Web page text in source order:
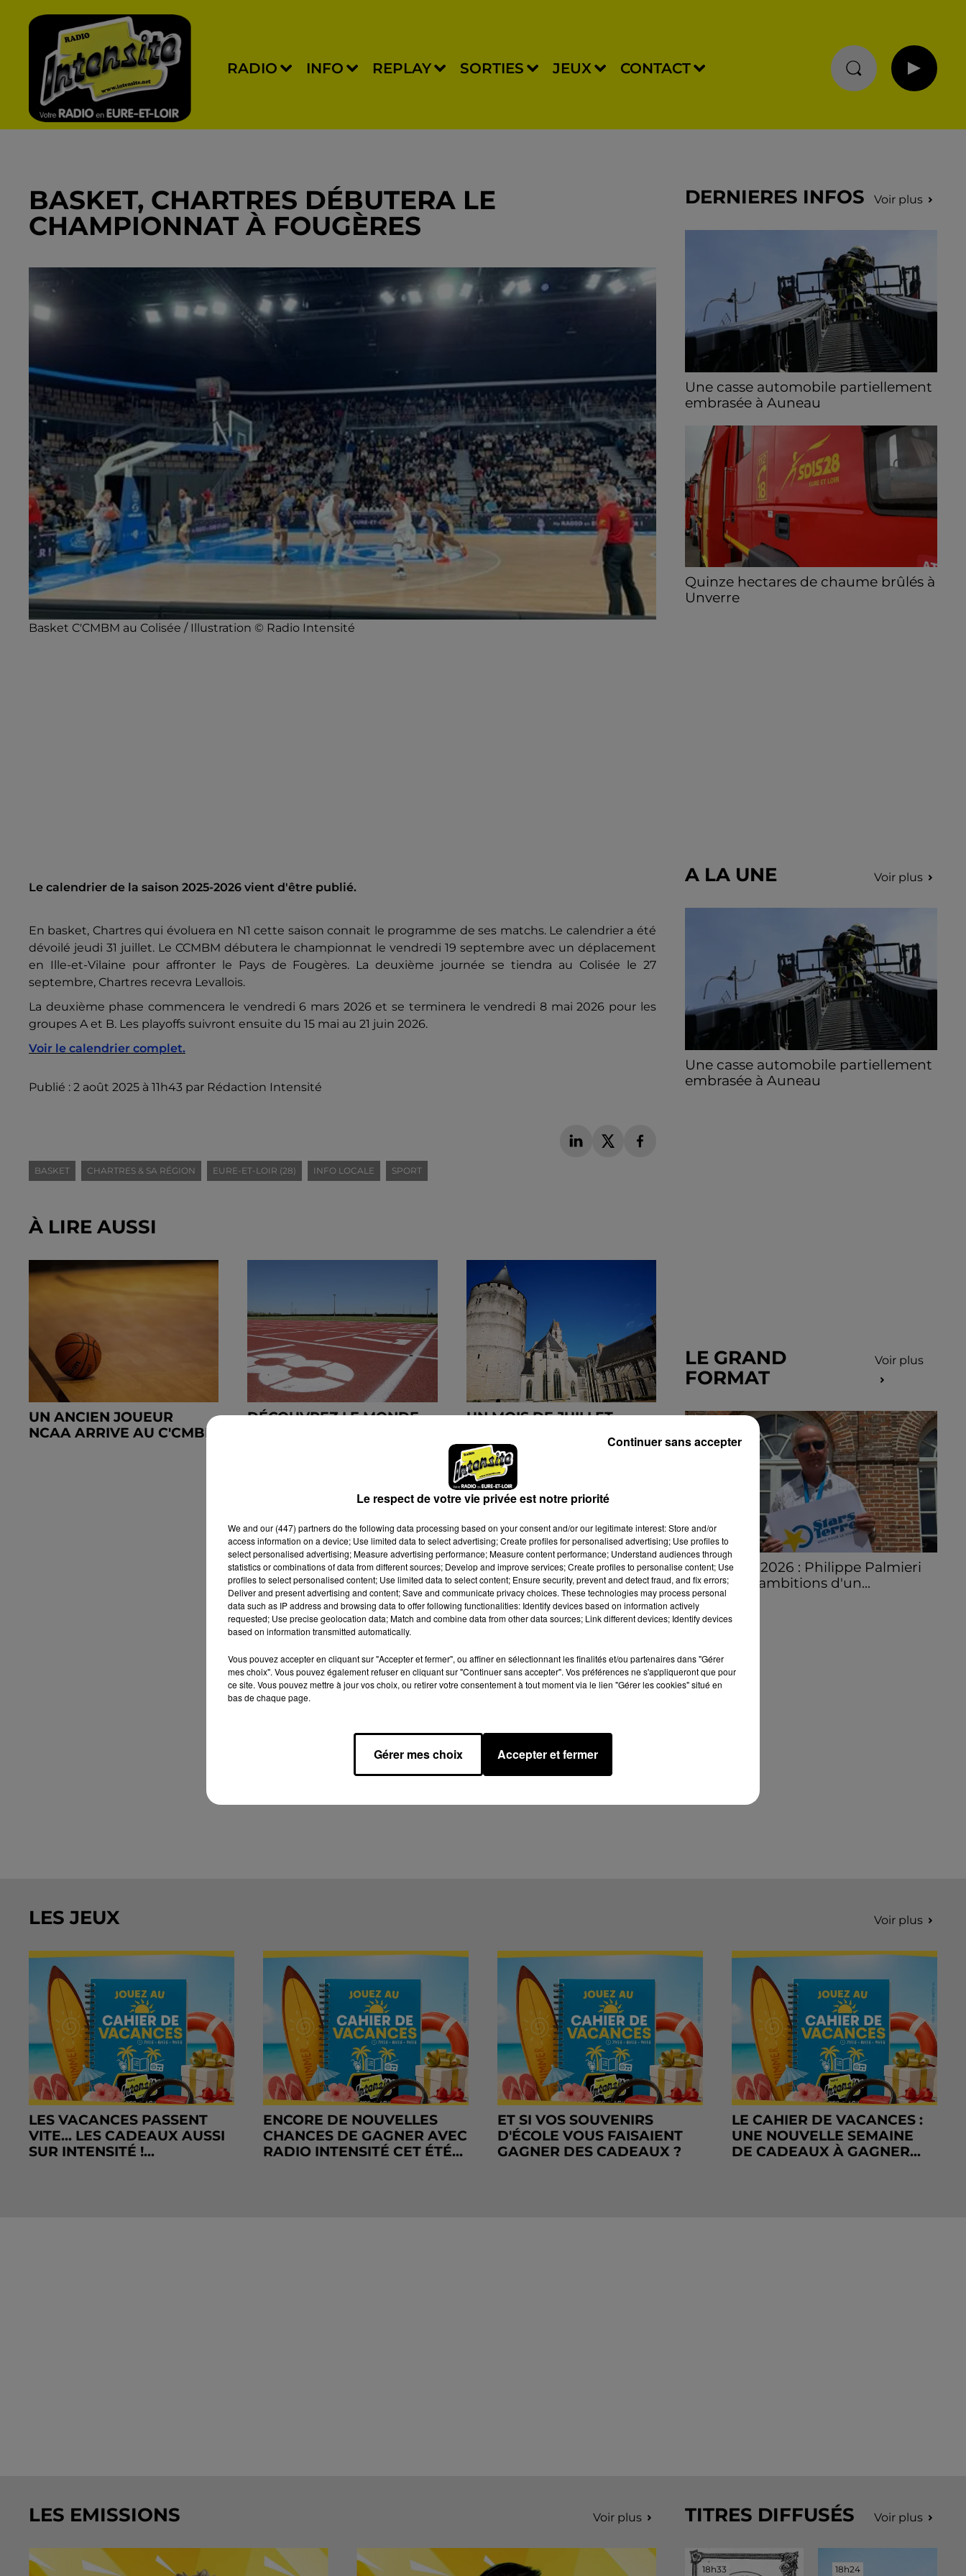
RADIO INFO REPLAY SORTIES JEUX CONTACT
BASKET, CHARTRES DÉBUTERA LE
CHAMPIONNAT À FOUGÈRES
Basket C'CMBM au Colisée / Illustration © Radio Intensité
Le calendrier de la saison 2025-2026 vient d'être publié.
En basket, Chartres qui évoluera en N1 cette saison connait le programme de ses matchs. Le calendrier a été
dévoilé jeudi 31 juillet. Le CCMBM débutera le championnat le vendredi 19 septembre avec un déplacement
en Ille-et-Vilaine pour affronter le Pays de Fougères. La deuxième journée se tiendra au Colisée le 27
septembre, Chartres recevra Levallois.
La deuxième phase commencera le vendredi 6 mars 2026 et se terminera le vendredi 8 mai 2026 pour les
groupes A et B. Les playoffs suivront ensuite du 15 mai au 21 juin 2026.
Voir le calendrier complet.
Publié : 2 août 2025 à 11h43 par Rédaction Intensité
BASKET CHARTRES & SA RÉGION EURE-ET-LOIR (28) INFO LOCALE SPORT
À LIRE AUSSI
UN ANCIEN JOUEUR
NCAA ARRIVE AU C'CMBM
DÉCOUVREZ LE MONDE
UN MOIS DE JUILLET
GRAND CHÂTEAUDUN
TOURISME
DERNIERES INFOS Voir plus
Une casse automobile partiellement
embrasée à Auneau
» après le sinistre, qui a également fait un
blessé.
Quinze hectares de chaume brûlés à
Unverre
A LA UNE Voir plus
Une casse automobile partiellement
embrasée à Auneau
LE GRAND
FORMAT
Voir plus
Stars'Terre 2026 : Philippe Palmieri
dévoile les ambitions d'un...
À quelques semaines de la première
édition de Stars'Terre, organisée du 18 au 20
LES JEUX Voir plus
LES VACANCES PASSENT
VITE... LES CADEAUX AUSSI
SUR INTENSITÉ !...
ENCORE DE NOUVELLES
CHANCES DE GAGNER AVEC
RADIO INTENSITÉ CET ÉTÉ...
ET SI VOS SOUVENIRS
D'ÉCOLE VOUS FAISAIENT
GAGNER DES CADEAUX ?
LE CAHIER DE VACANCES :
UNE NOUVELLE SEMAINE
DE CADEAUX À GAGNER...
LES EMISSIONS Voir plus TITRES DIFFUSÉS Voir plus
18h33
18h33 18h24
18h24
Le respect de votre vie privée est notre priorité
We and our (447) partnersdo the following data processing based on your consent and/or our legitimate interest: Store and/or
access information on a device; Use limited data to select advertising; Create profiles for personalised advertising; Use profiles to
select personalised advertising; Measure advertising performance; Measure content performance; Understand audiences through
statistics or combinations of data from different sources; Develop and improve services; Create profiles to personalise content; Use
profiles to select personalised content; Use limited data to select content; Ensure security, prevent and detect fraud, and fix errors;
Deliver and present advertising and content; Save and communicate privacy choices. These technologies may process personal
data such as IP address and browsing data to offer following functionalities: Identify devices based on information actively
requested; Use precise geolocation data; Match and combine data from other data sources; Link different devices; Identify devices
based on information transmitted automatically.
Vous pouvez accepter en cliquant sur "Accepter et fermer", ou affiner en sélectionnant les finalités et/ou partenaires dans "Gérer
mes choix". Vous pouvez également refuser en cliquant sur "Continuer sans accepter". Vos préférences ne s'appliqueront que pour
ce site. Vous pouvez mettre à jour vos choix, ou retirer votre consentement à tout moment via le lien "Gérer les cookies" situé en
bas de chaque page.
Gérer mes choix Accepter et fermer
Continuer sans accepter